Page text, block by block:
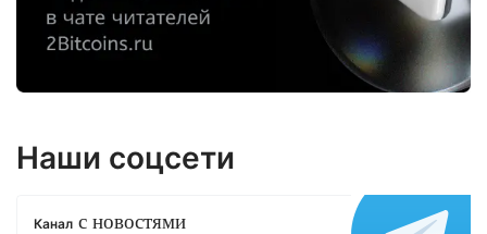
Наши соцсети
Канал с новостями